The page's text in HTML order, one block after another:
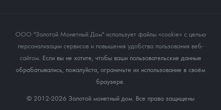
ООО "Золотой Монетный Дом" использует файлы «cookie» с целью
персонализации сервисов и повышения удобства пользования веб-
сайтом . Если вы не хотите, чтобы ваши пользовательские данные
обрабатывались, пожалуйста, ограничьте их использование в своём
браузере.
© 2012-2026 Золотой монетный дом. Все права защищены